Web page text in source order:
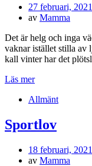
Publicerad
den
27 februari, 2021
av Mamma
Det är helg och inga
vaknar istället stilla av
kall vinter har det
Läs mer
Allmänt
Sportlov
Publicerad
den
18 februari, 2021
av Mamma